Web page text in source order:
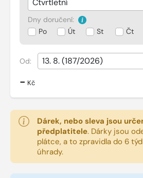
Dny doručení:
Po
Út St Čt
Od:
- Kč
Dárek, nebo sleva jsou
předplatitele. Dárky jsou
plátce, a to zpravidla do 6
úhrady.